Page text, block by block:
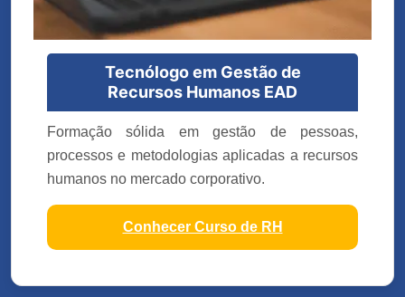
Tecnólogo em Gestão de
Recursos Humanos EAD
Formação sólida em gestão de pessoas,
processos e metodologias aplicadas a recursos
humanos no mercado corporativo.
Conhecer Curso de RH